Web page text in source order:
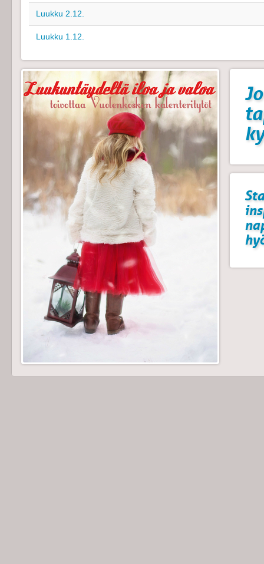
Luukku 2.12.
Luukku 1.12.